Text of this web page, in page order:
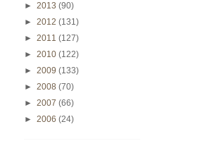
► 2013 (90)
► 2012 (131)
► 2011 (127)
► 2010 (122)
► 2009 (133)
► 2008 (70)
► 2007 (66)
► 2006 (24)